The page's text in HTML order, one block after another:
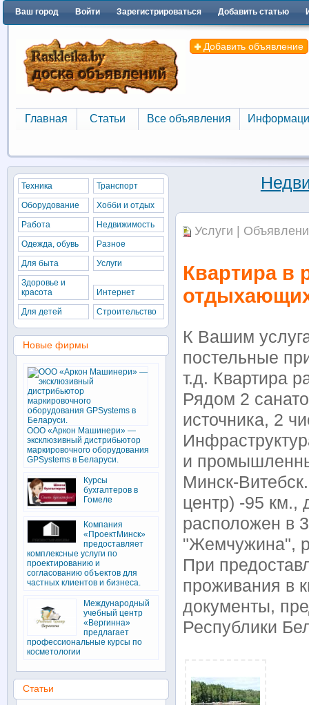
Ваш город Войти Зарегистрироваться Добавить статью
Добавить объявление
Главная
Главная
Статьи
Статьи
Все объявления
Все объявления
Услуги |
Квартира в
К Вашим
постельные
т.д. Квартира
Рядом 2
источника, 2
и
Минск-
центр) -95 км.,
расположен в
"Жемчужина",
При
проживания в
документы,
Республики
Техника
Транспорт
Оборудование
Хобби и отдых
Работа
Недвижимость
Одежда, обувь
Разное
Для быта
Услуги
Здоровье и
красота
Интернет
Для детей
Строительство
Новые фирмы
ООО «Аркон Машинери» —
эксклюзивный дистрибьютор
маркировочного оборудования
GPSystems в Беларуси.
Курсы
бухгалтеров в
Гомеле
Компания
«ПроектМинск»
предоставляет
комплексные услуги по
проектированию и
согласованию объектов для
частных клиентов и бизнеса.
Международный
учебный центр
«Вергинна»
предлагает
профессиональные курсы по
косметологии
Статьи